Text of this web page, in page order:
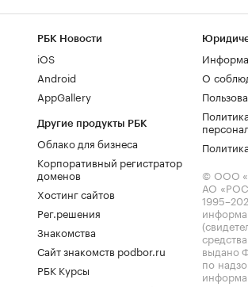
РБК Новости
iOS
Android
AppGallery
Другие продукты РБК
Облако для бизнеса
Корпоративный регистратор
доменов
Хостинг сайтов
Рег.решения
Знакомства
Сайт знакомств podbor.ru
РБК Курсы
О
© ООО
АО
выдано
по